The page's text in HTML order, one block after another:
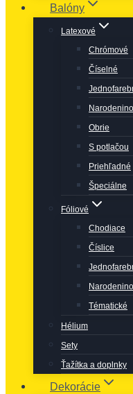
Balóny
Latexové
Chrómové
Číselné
Obrie
S potlačou
Priehľadné
Špeciálne
Fóliové
Chodiace
Číslice
Tématické
Hélium
Sety
Ťažítka a doplnky
Dekorácie